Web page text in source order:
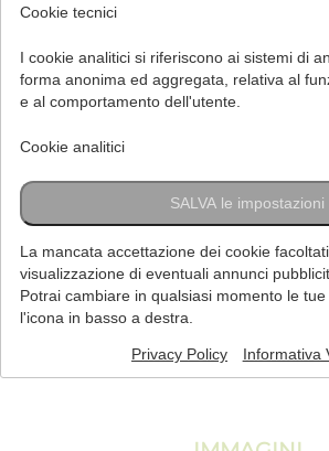
TORNA ALLA SCHEDA
Cookie tecnici
I cookie analitici si riferiscono ai sistemi di
forma anonima ed aggregata, relativa al
e al comportamento dell'utente.
Cookie analitici
SALVA le impostazioni
La mancata accettazione dei cookie
visualizzazione di eventuali annunci
Potrai cambiare in qualsiasi momento le
l'icona in basso a destra.
Informativa
Privacy Policy